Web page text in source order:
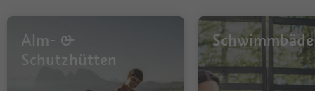
Alm- &
Schutzhütten